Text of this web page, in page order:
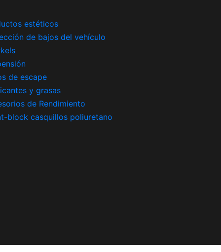
estéticos
de bajos del vehículo
de escape
y grasas
de Rendimiento
block casquillos poliuretano